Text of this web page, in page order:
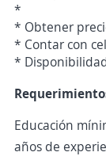
*
* Obtener
* Contar con
*
Educación
años de